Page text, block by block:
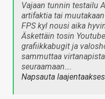
Vajaan tunnin testailu
artifaktia tai
FPS kyl nousi aika
Äskettäin tosin
grafiikkabugit ja
sammuttaa
seuraamaan….
Napsauta